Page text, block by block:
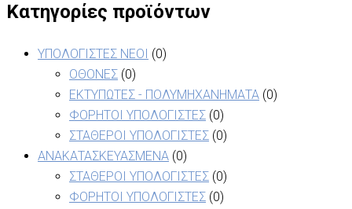
Κατηγορίες προϊόντων
ΥΠΟΛΟΓΙΣΤΕΣ ΝΕΟΙ (0)
ΟΘΟΝΕΣ (0)
ΕΚΤΥΠΩΤΕΣ - ΠΟΛΥΜΗΧΑΝΗΜΑΤΑ (0)
ΦΟΡΗΤΟΙ ΥΠΟΛΟΓΙΣΤΕΣ (0)
ΣΤΑΘΕΡΟΙ ΥΠΟΛΟΓΙΣΤΕΣ (0)
ΑΝΑΚΑΤΑΣΚΕΥΑΣΜΕΝΑ (0)
ΣΤΑΘΕΡΟΙ ΥΠΟΛΟΓΙΣΤΕΣ (0)
ΦΟΡΗΤΟΙ ΥΠΟΛΟΓΙΣΤΕΣ (0)